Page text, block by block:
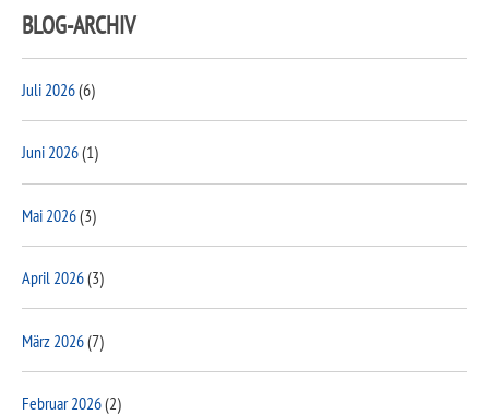
BLOG-ARCHIV
Juli 2026(6)
Juni 2026(1)
Mai 2026(3)
April 2026(3)
März 2026(7)
Februar 2026(2)